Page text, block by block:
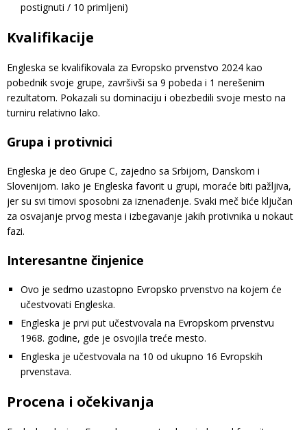
postignuti / 10 primljeni)
Kvalifikacije
Engleska se kvalifikovala za Evropsko prvenstvo 2024 kao
pobednik svoje grupe, završivši sa 9 pobeda i 1 nerešenim
rezultatom. Pokazali su dominaciju i obezbedili svoje mesto na
turniru relativno lako.
Grupa i protivnici
Engleska je deo Grupe C, zajedno sa Srbijom, Danskom i
Slovenijom. Iako je Engleska favorit u grupi, moraće biti pažljiva,
jer su svi timovi sposobni za iznenađenje. Svaki meč biće ključan
za osvajanje prvog mesta i izbegavanje jakih protivnika u nokaut
fazi.
Interesantne činjenice
Ovo je sedmo uzastopno Evropsko prvenstvo na kojem će
učestvovati Engleska.
Engleska je prvi put učestvovala na Evropskom prvenstvu
1968. godine, gde je osvojila treće mesto.
Engleska je učestvovala na 10 od ukupno 16 Evropskih
prvenstava.
Procena i očekivanja